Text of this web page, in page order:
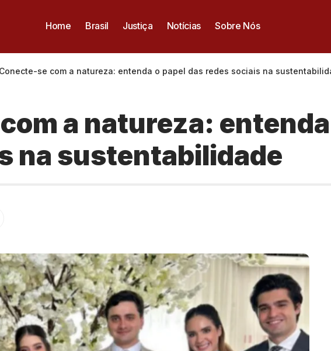
Home Brasil Justiça Notícias Sobre Nós
Conecte-se com a natureza: entenda o papel das redes sociais na
a natureza:
na sustentabilidade